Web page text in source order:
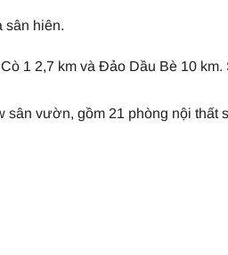
sân hiên.
1 2,7 km và Đảo Dầu Bè 10
sân vườn, gồm 21 phòng nội